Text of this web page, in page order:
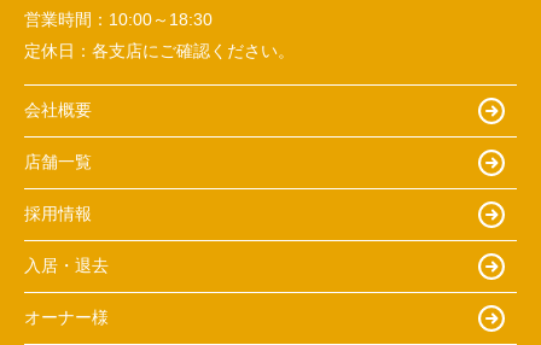
営業時間： 10:00～18:30
定休日： 各支店にご確認ください。
会社概要
店舗一覧
採用情報
入居・退去
オーナー様